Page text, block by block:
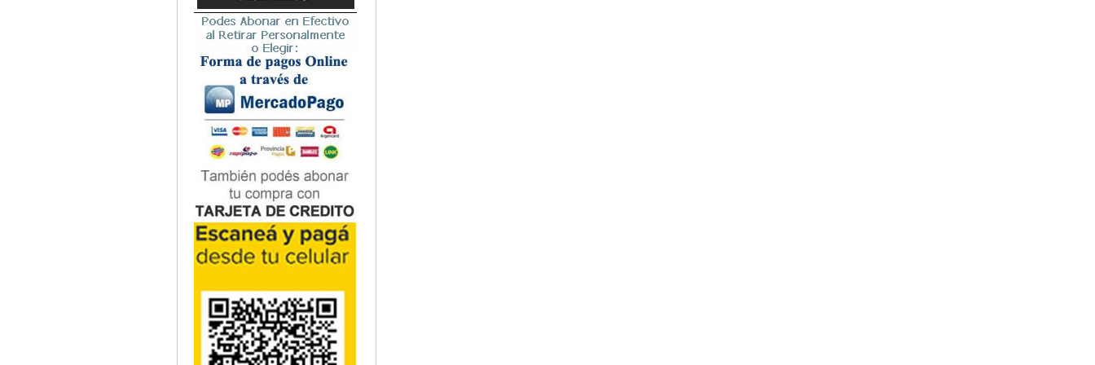
Microbiología
Nefrología
Neonatología / Pediatría
Neumología
Neuroanatomía / Neurociencia
Neurocirugía
Neurología
Nutrición
Odontología
Oftalmología
Oncología / Cuidados Paliativos
Ortopedía / Traumatología
Osteopatía
Otorrinolaringología
Podología
Psicología
Psiquiatría
Química